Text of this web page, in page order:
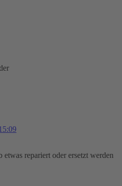
etwas repariert oder ersetzt werden